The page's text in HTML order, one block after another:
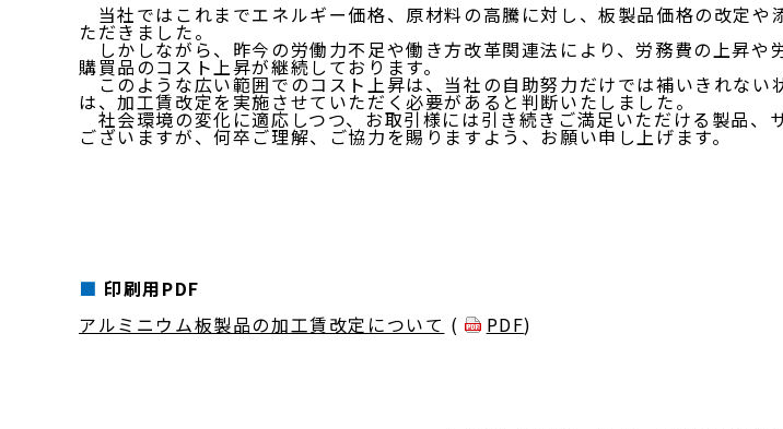
当社ではこれまでエネルギー価格、原材料の高騰に対し、板製品価格の改定
ただきました。
しかしながら、昨今の労働力不足や働き方改革関連法により、労務費の上昇や
購買品のコスト上昇が継続しております。
このような広い範囲でのコスト上昇は、当社の自助努力だけでは補いきれない
は、加工賃改定を実施させていただく必要があると判断いたしました。
社会環境の変化に適応しつつ、お取引様には引き続きご満足いただける製品、
ございますが、何卒ご理解、ご協力を賜りますよう、お願い申し上げます。
印刷用PDF
アルミニウム板製品の加工賃改定について ( PDF)